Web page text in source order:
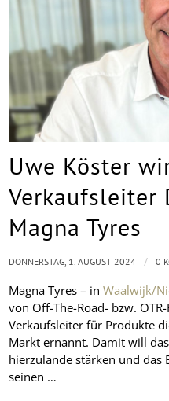
Uwe Köster
Verkaufsleiter
Magna Tyres
Magna Tyres – inWaalwijk/
von Off-The-Road- bzw.
Verkaufsleiter für Produkte
Markt ernannt. Damit will
hierzulande stärken und das
seinen …
DONNERSTAG, 1. AUGUST 2024 / 0